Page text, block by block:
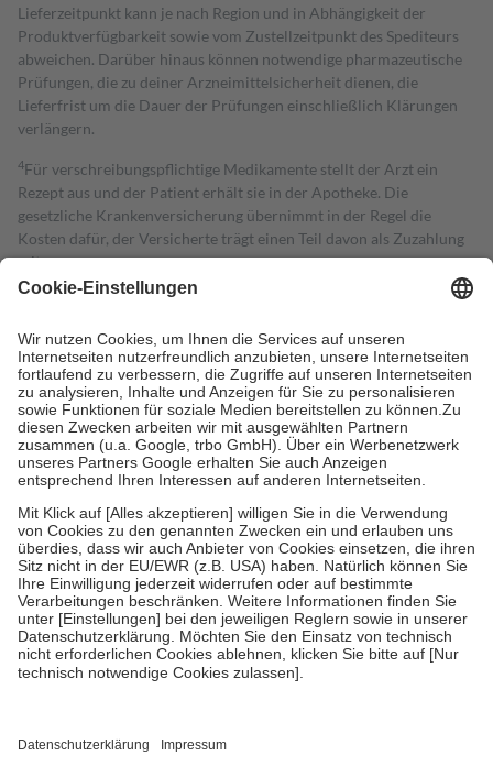
Lieferzeitpunkt kann je nach Region und in Abhängigkeit der
Produktverfügbarkeit sowie vom Zustellzeitpunkt des Spediteurs
abweichen. Darüber hinaus können notwendige pharmazeutische
Prüfungen, die zu deiner Arzneimittelsicherheit dienen, die
Lieferfrist um die Dauer der Prüfungen einschließlich Klärungen
verlängern.
4Für verschreibungspflichtige Medikamente stellt der Arzt ein
Rezept aus und der Patient erhält sie in der Apotheke. Die
gesetzliche Krankenversicherung übernimmt in der Regel die
Kosten dafür, der Versicherte trägt einen Teil davon als Zuzahlung
mit.
Grundsätzlich leisten Mitglieder Zuzahlungen in Höhe von zehn
höchstens zehn Euro.
Es sind jedoch nie mehr als die tatsächlichen
Kosten der Leistung zu entrichten.
Diese Regeln gelten grundsätzlich auch für Online-Apotheken.
Bei Heilmitteln und häuslicher Krankenpflege beträgt die
Zuzahlung zehn Prozent der Kosten sowie zehn Euro je
Verordnung.
Um das Engagement der Versicherten für ihre eigene Gesundheit zu
stärken und die besondere Stellung der Familie zu unterstützen,
fallenkeine Zuzahlungenan bei:
• Kindern und Jugendlichen bis zum vollendeten 18. Lebensjahr
mit Ausnahme der Fahrkosten
• Untersuchungen zur Vorsorge und Früherkennung, die von der
GKV getragen werden
• empfohlenen Schutzimpfungen
• Harn- und Blutteststreifen
getroffen, um sicherzustellen, dass es sich um echte Bewertungen